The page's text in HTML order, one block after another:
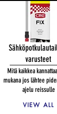
varusteet
Mitä kaikkea
mukana jos lähtee
ajelu reissulle
VIEW ALL